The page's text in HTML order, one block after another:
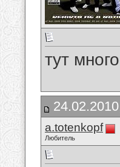
тут
a.totenkopf
Любитель